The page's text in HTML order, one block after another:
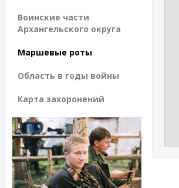
Воинские части
Архангельского округа
Маршевые роты
Область в годы войны
Карта захоронений